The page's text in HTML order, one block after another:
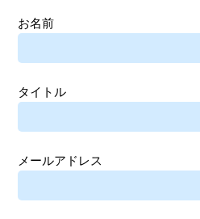
お名前
タイトル
メールアドレス